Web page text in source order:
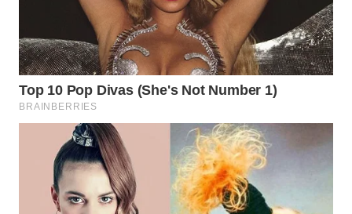
MKLI
LKKI
KOPEKLIN
PORTAL